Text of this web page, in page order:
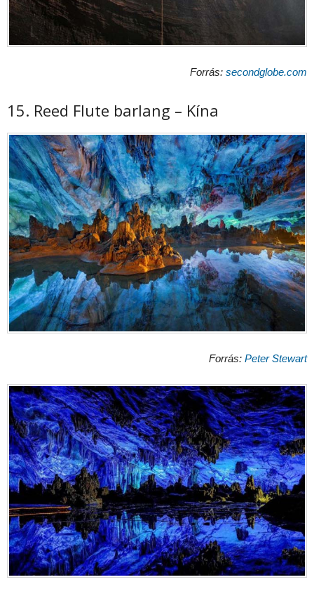
Forrás: secondglobe.com
15. Reed Flute barlang – Kína
Forrás: Peter Stewart